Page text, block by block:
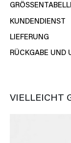
GRÖSSENTABELLE
KUNDENDIENST
LIEFERUNG
RÜCKGABE UND
VIELLEICHT